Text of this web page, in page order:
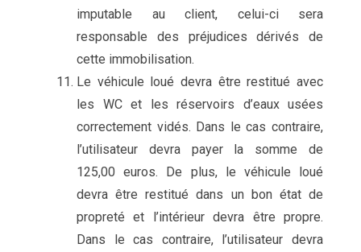
imputable au client, celui-ci sera
responsable des préjudices dérivés de
cette immobilisation.
Le véhicule loué devra être restitué avec
les WC et les réservoirs d’eaux usées
correctement vidés. Dans le cas contraire,
l’utilisateur devra payer la somme de
125,00 euros. De plus, le véhicule loué
devra être restitué dans un bon état de
propreté et l’intérieur devra être propre.
Dans le cas contraire, l’utilisateur devra